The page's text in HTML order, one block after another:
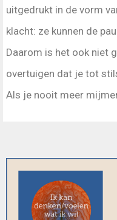
uitgedrukt in de vorm
klacht: ze kunnen de
Daarom is het ook niet
overtuigen dat je tot
Als je nooit meer